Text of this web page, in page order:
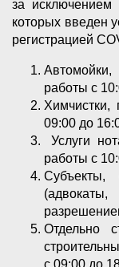
за исключением
которых введен
регистрацией
работы с
09:00 до
Услуги
работы с
Субъекты,
Отдельно
с 09:00 до